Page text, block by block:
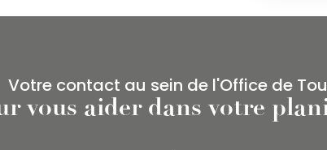
Votre contact au sein de l'Office de
vous aider dans votre